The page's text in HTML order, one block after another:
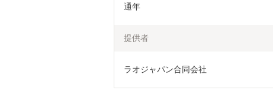
通年
提供者
ラオジャパン合同会社